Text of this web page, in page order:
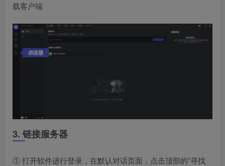
载客户端
3. 链接服务器
① 打开软件进行登录，在默认对话页面，点击顶部的”寻找